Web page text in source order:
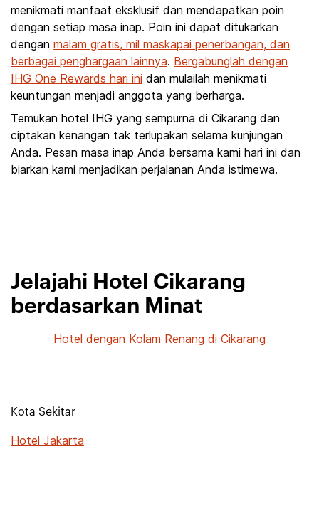
menikmati manfaat eksklusif dan mendapatkan poin
dengan setiap masa inap. Poin ini dapat ditukarkan
dengan malam gratis, mil maskapai penerbangan, dan
berbagai penghargaan lainnya. Bergabunglah dengan
IHG One Rewards hari ini dan mulailah menikmati
keuntungan menjadi anggota yang berharga.
Temukan hotel IHG yang sempurna di Cikarang dan
ciptakan kenangan tak terlupakan selama kunjungan
Anda. Pesan masa inap Anda bersama kami hari ini dan
biarkan kami menjadikan perjalanan Anda istimewa.
Jelajahi Hotel Cikarang
berdasarkan Minat
Hotel dengan Kolam Renang di Cikarang
Kota Sekitar
Hotel Jakarta